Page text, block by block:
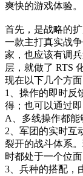
爽快的游戏体验。
首先，是战略的
一款主打真实战
家，也应该有调
层，就做了 RTS
现在以下几个方面
1、操作的即时反
得；也可以通过
A、多线操作都能
2、军团的实时互
裂开的战斗体系
时都处于一个位
3、兵种的搭配，